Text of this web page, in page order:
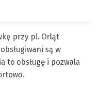
przy pl. Orląt
są w
to obsługę i pozwala